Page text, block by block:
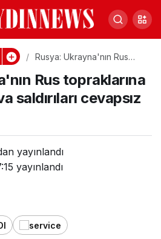
Rusya: Ukrayna'nın Rus
hava saldırıları cevapsız
kalmayacak
Rus topraklarına
saldırıları cevapsız
yayınlandı
yayınlandı
0 Paylaş